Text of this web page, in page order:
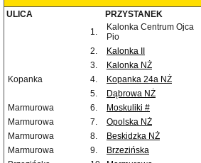
ULICA PRZYSTANEK
1.
Kalonka Centrum Ojca
Pio
2.
Kalonka II
3.
Kalonka NŻ
Kopanka
4. Kopanka 24a NŻ
5.
Dąbrowa NŻ
Marmurowa
6. Moskuliki #
Marmurowa
7. Opolska NŻ
Marmurowa
8. Beskidzka NŻ
Marmurowa
9. Brzezińska